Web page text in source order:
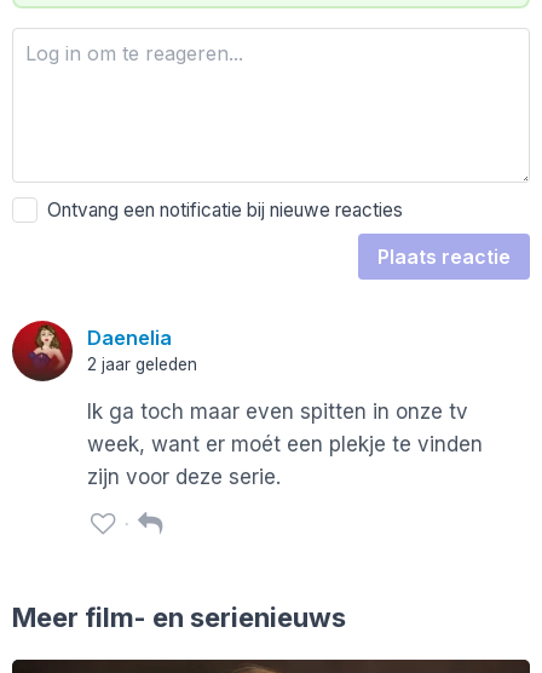
Ontvang een notificatie bij nieuwe reacties
Plaats reactie
Daenelia
2 jaar geleden
Ik ga toch maar even spitten in onze tv
week, want er moét een plekje te vinden
zijn voor deze serie.
Meer film- en serienieuws